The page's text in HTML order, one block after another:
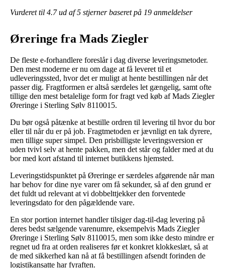
Vurderet til 4.7ud af 5 stjerner baseret på 19 anmeldelser
Øreringe fra Mads Ziegler
De fleste e-forhandlere foreslår i dag diverse leveringsmetoder.
Den mest moderne er nu om dage at få leveret til et
udleveringssted, hvor det er muligt at hente bestillingen når det
passer dig. Fragtformen er altså særdeles let gængelig, samt ofte
tillige den mest betalelige form for fragt ved køb af Mads Ziegler
Øreringe i Sterling Sølv 8110015.
Du bør også påtænke at bestille ordren til levering til hvor du bor
eller til når du er på job. Fragtmetoden er jævnligt en tak dyrere,
men tillige super simpel. Den prisbilligste leveringsversion er
uden tvivl selv at hente pakken, men det står og falder med at du
bor med kort afstand til internet butikkens hjemsted.
Leveringstidspunktet på Øreringe er særdeles afgørende når man
har behov for dine nye varer om få sekunder, så af den grund er
det fuldt ud relevant at vi dobbelttjekker den forventede
leveringsdato for den pågældende vare.
En stor portion internet handler tilsiger dag-til-dag levering på
deres bedst sælgende varenumre, eksempelvis Mads Ziegler
Øreringe i Sterling Sølv 8110015, men som ikke desto mindre er
regnet ud fra at orden realiseres før et konkret klokkeslæt, så at
de med sikkerhed kan nå at få bestillingen afsendt forinden de
logistikansatte har fyraften.